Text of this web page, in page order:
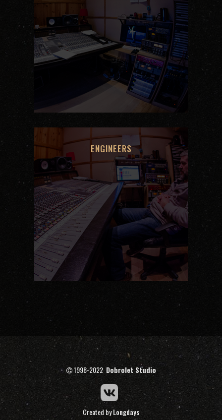
ENGINEERS
1998-2022 Dobrolet Studio
Created byLongdays